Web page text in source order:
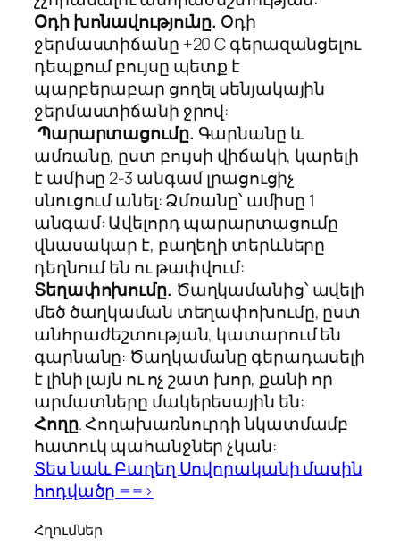
Օդի խոնավությունը. Օդի
ջերմաստիճանը +20 C գերազանցելու
դեպքում բույսը պետք է
պարբերաբար ցողել սենյակային
ջերմաստիճանի ջրով:
Պարարտացումը. Գարնանը և
ամռանը, ըստ բույսի վիճակի, կարելի
է ամիսը 2-3 անգամ լրացուցիչ
սնուցում անել: Ձմռանը՝ ամիսը 1
անգամ: Ավելորդ պարարտացումը
վնասակար է, բաղեղի տերևները
դեղնում են ու թափվում:
Տեղափոխումը. Ծաղկամանից՝ ավելի
մեծ ծաղկաման տեղափոխումը, ըստ
անհրաժեշտության, կատարում են
գարնանը: Ծաղկամանը գերադասելի
է լինի լայն ու ոչ շատ խոր, քանի որ
արմատները մակերեսային են:
Հողը. Հողախառնուրդի նկատմամբ
հատուկ պահանջներ չկան:
Տես նաև Բաղեղ Սովորականի մասին
հոդվածը ==>
Հղումներ